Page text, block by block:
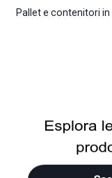
Pallet e contenitori